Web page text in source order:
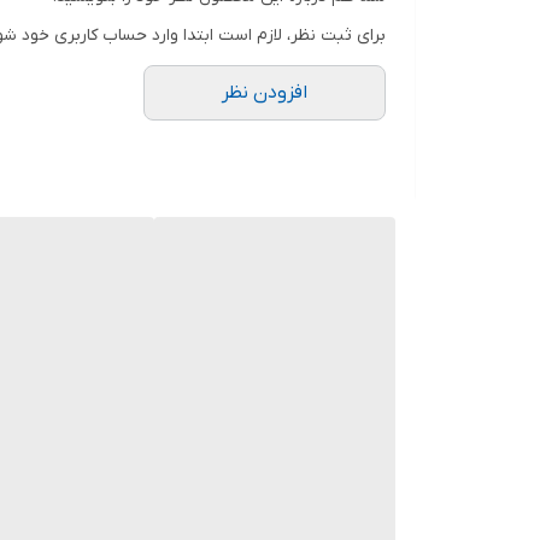
برای ثبت نظر، لازم است ابتدا وارد حساب کاربری خود
افزودن نظر